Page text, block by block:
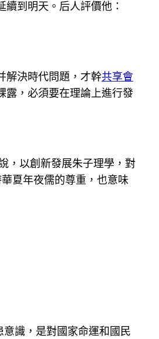
到明天。后人評價他：
解決時代問題，才幹共享會
露，必須要在理論上進行發
，以創新發展朱子理學，對
夏年夜儒的尊重，也意味
識，是對國家命運和國民